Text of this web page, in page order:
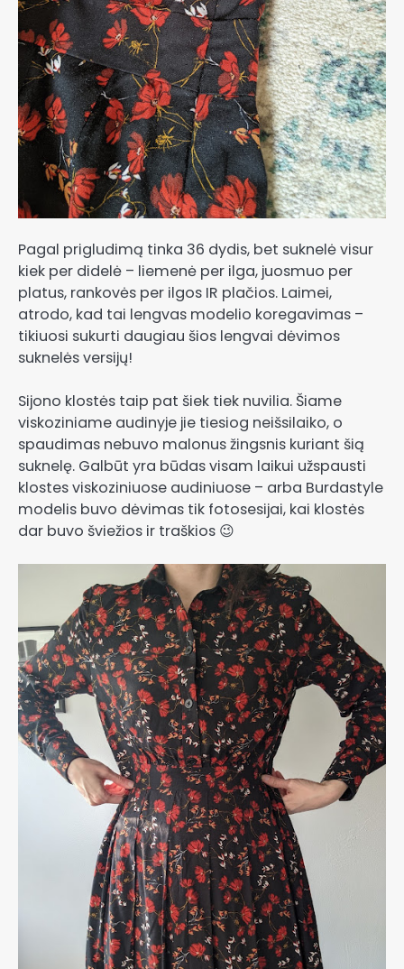
Pagal prigludimą tinka 36 dydis, bet suknelė visur
kiek per didelė – liemenė per ilga, juosmuo per
platus, rankovės per ilgos IR plačios. Laimei,
atrodo, kad tai lengvas modelio koregavimas –
tikiuosi sukurti daugiau šios lengvai dėvimos
suknelės versijų!
Sijono klostės taip pat šiek tiek nuvilia. Šiame
viskoziniame audinyje jie tiesiog neišsilaiko, o
spaudimas nebuvo malonus žingsnis kuriant šią
suknelę. Galbūt yra būdas visam laikui užspausti
klostes viskoziniuose audiniuose – arba Burdastyle
modelis buvo dėvimas tik fotosesijai, kai klostės
dar buvo šviežios ir traškios 😉